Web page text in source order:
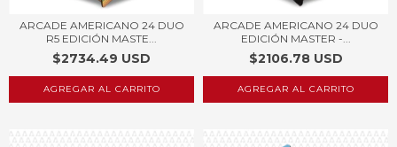
ARCADE AMERICANO 24 DUO
R5 EDICIÓN MASTE...
$2734.49 USD
AGREGAR AL CARRITO
ARCADE AMERICANO 24 DUO
EDICIÓN MASTER -...
$2106.78 USD
AGREGAR AL CARRITO